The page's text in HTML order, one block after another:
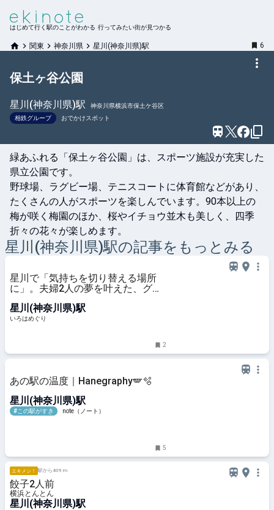
はじめて行く駅のことがわかる 行ってみたい街が見つかる
関東 神奈川県 星川(神奈川県)駅 6
保土ヶ谷公園
星川(神奈川県)駅
神奈川県横浜市保土ケ谷区
相鉄グループ
おでかけスポット
緑あふれる「保土ヶ谷公園」は、スポーツ施設が充実した
県立公園です。
野球場、ラグビー場、テニスコートに体育館などがあり、
たくさんの人がスポーツを楽しんでいます。90本以上の
梅が咲く梅園のほか、桜やイチョウ並木も美しく、四季
折々の花々が楽しめます。
星川(神奈川県)駅の記事をもっとみる
星川で「気持ちを切り替える場所
に」。夫婦2人の夢を叶えた、グル
人気の「メリハリベイク」 - いろは
めぐり
星川(神奈川県)駅
いろはめぐり
2
あの駅の温度｜Hanegraphy🪽🫧
星川(神奈川県)駅
#この駅がすき note（ノート）
5
エキメシ！ 駅から409 m
餃子2人前
横浜とんとん
星川(神奈川県)駅